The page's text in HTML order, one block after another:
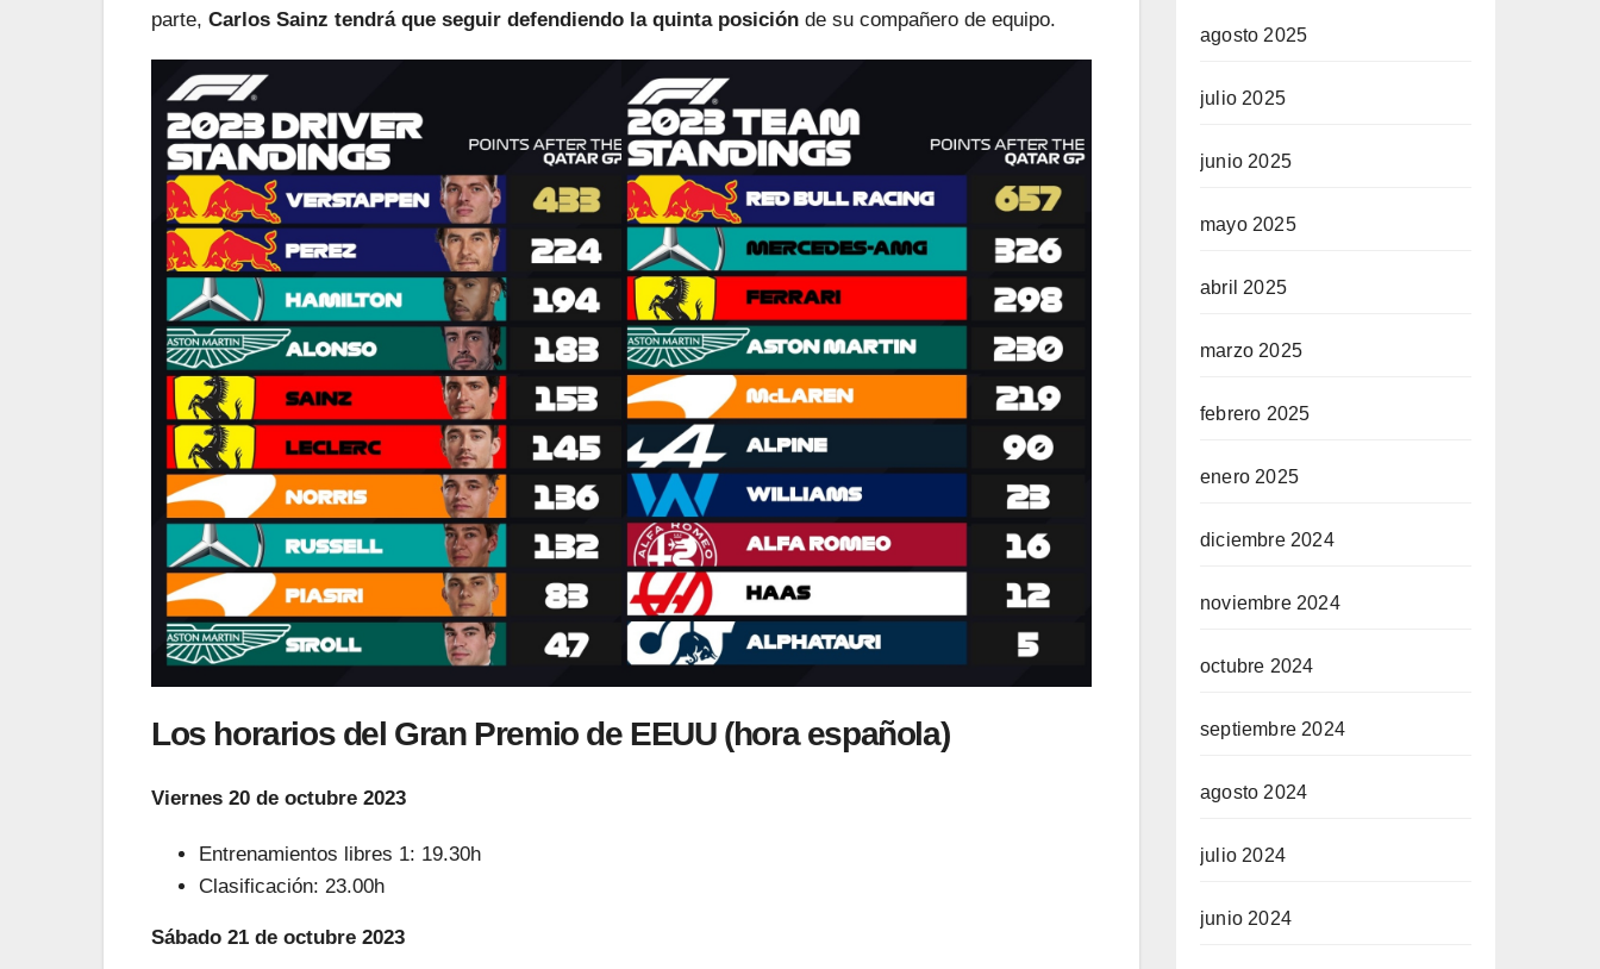
parte, Carlos Sainz tendrá que seguir defendiendo la quinta posición de su compañero de equipo.
Los horarios del Gran Premio de EEUU (hora española)
Viernes 20 de octubre 2023
Entrenamientos libres 1: 19.30h
Clasificación: 23.00h
Sábado 21 de octubre 2023
agosto 2025
julio 2025
junio 2025
mayo 2025
abril 2025
marzo 2025
febrero 2025
enero 2025
diciembre 2024
noviembre 2024
octubre 2024
septiembre 2024
agosto 2024
julio 2024
junio 2024